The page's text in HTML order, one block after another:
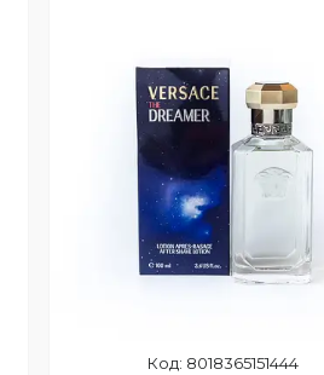
8018365151444